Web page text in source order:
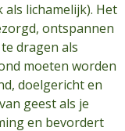
lichamelijk). Het
ontspannen
dragen als
moeten worden
doelgericht en
geest als je
en bevordert